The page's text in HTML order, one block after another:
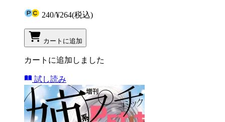
240/¥264(税込)
カートに追加
カートに追加しました
試し読み